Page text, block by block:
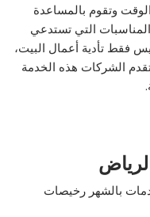
وتقوم بالمساعدة
التي تستدعي
فقط تأدية أعمال البيت،
الشركات هذه الخدمة
بالشهر رخيصات